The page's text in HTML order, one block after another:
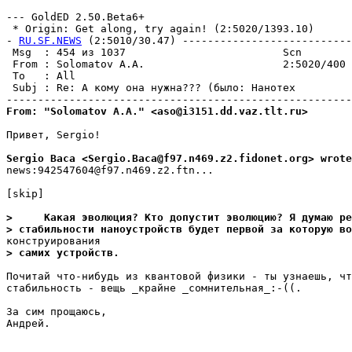
--- GoldED 2.50.Beta6+
* Origin: Get along, try again! (2:5020/1393.10)
- RU.SF.NEWS (2:5010/30.47)
Msg  : 454 из 1037
From : Solomatov A.A.                      2:5020/400
To   : All
Subj : Re: А комy она нyжна???
From: "Solomatov A.A." <aso@i3151.dd.vaz.tlt.ru>
Привет, Sergio!
Sergio Baca <Sergio.Baca@f97.n469.z2.fidonet.org>
news:942547604@f97.n469.z2.ftn...
[skip]
>     Какая эволюция? Кто допустит эволюцию? Я думаю
> стабильности наноустройств будет первой за которую
> самих устpойств.
Почитай что-нибyдь из квантовой физики - ты узнаешь,
cтабильноcть - вещь _крайне _сомнительная_:-((.
За сим прощаюсь,
Андрей.